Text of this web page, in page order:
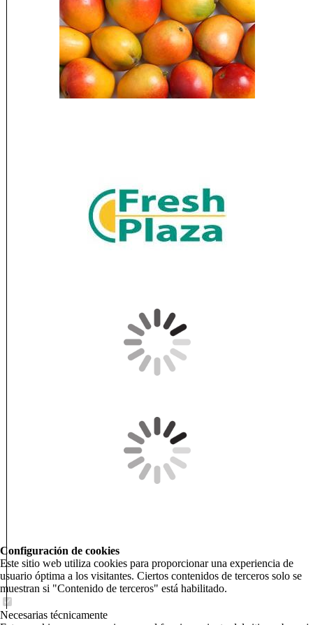
Configuración de cookies
Este sitio web utiliza cookies para proporcionar una experiencia de
usuario óptima a los visitantes. Ciertos contenidos de terceros solo se
muestran si "Contenido de terceros" está habilitado.
Necesarias técnicamente